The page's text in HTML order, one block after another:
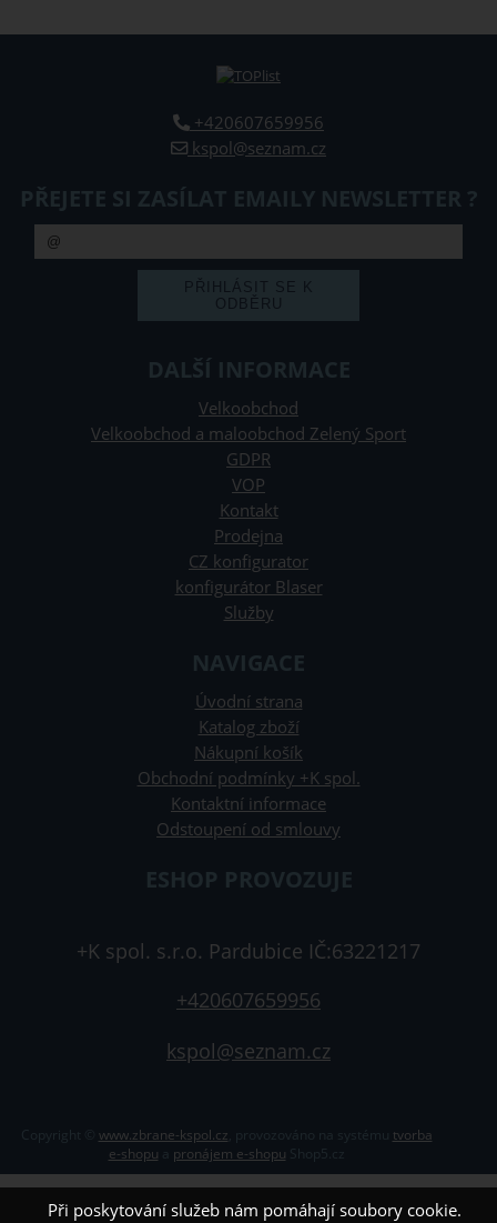
+420607659956
kspol@seznam.cz
PŘEJETE SI ZASÍLAT EMAILY NEWSLETTER ?
DALŠÍ INFORMACE
Velkoobchod
Velkoobchod a maloobchod Zelený Sport
GDPR
VOP
Kontakt
Prodejna
CZ konfigurator
konfigurátor Blaser
Služby
NAVIGACE
Úvodní strana
Katalog zboží
Nákupní košík
Obchodní podmínky +K spol.
Kontaktní informace
Odstoupení od smlouvy
ESHOP PROVOZUJE
+K spol. s.r.o. Pardubice IČ:63221217
+420607659956
kspol@seznam.cz
Copyright © www.zbrane-kspol.cz
tvorba
e-shopu
pronájem e-shopu
Při poskytování služeb nám pomáhají soubory cookie.